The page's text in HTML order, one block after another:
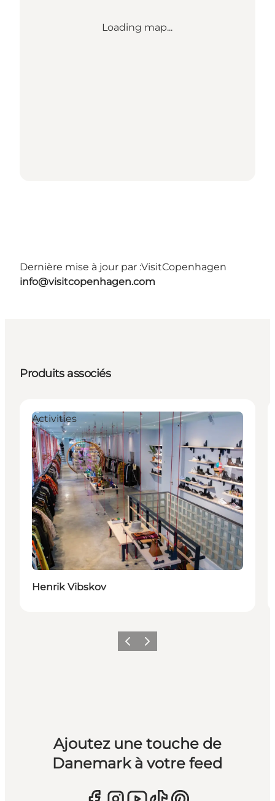
Loading map...
Dernière mise à jour par :VisitCopenhagen
info@visitcopenhagen.com
Produits associés
Activities
Henrik Vibskov
PrécédentSuivant
Ajoutez une touche de
Danemark à votre feed